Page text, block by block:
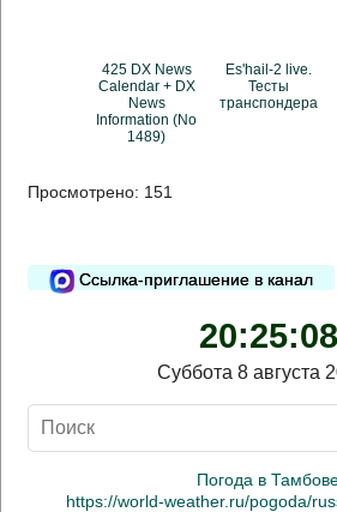
425 DX News
Calendar + DX
News
Information (No
1489)
Es'hail-2 live.
Тесты
транспондера
Просмотрено: 151
Ссылка-приглашение в канал
20:25:09
Суббота 8 августа
Погода в
https://world-weather.ru/pogoda/